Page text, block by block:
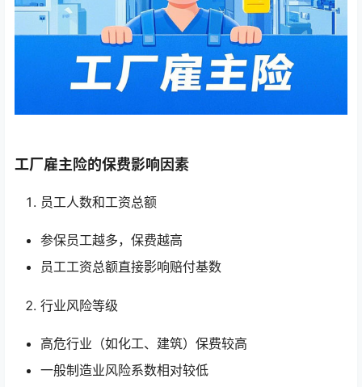
工厂雇主险的保费影响因素
员工人数和工资总额
参保员工越多，保费越高
员工工资总额直接影响赔付基数
行业风险等级
高危行业（如化工、建筑）保费较高
一般制造业风险系数相对较低